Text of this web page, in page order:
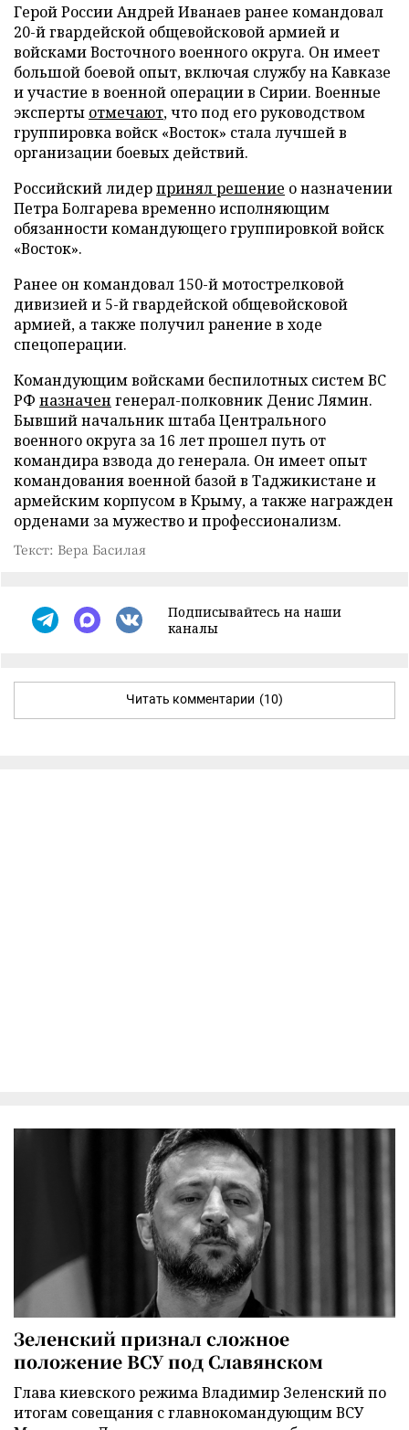
Герой России Андрей Иванаев ранее командовал
20-й гвардейской общевойсковой армией и
войсками Восточного военного округа. Он имеет
большой боевой опыт, включая службу на Кавказе
и участие в военной операции в Сирии. Военные
эксперты отмечают, что под его руководством
группировка войск «Восток» стала лучшей в
организации боевых действий.
Российский лидерпринял решение о назначении
Петра Болгарева временно исполняющим
обязанности командующего группировкой войск
«Восток».
Ранее он командовал 150-й мотострелковой
дивизией и 5-й гвардейской общевойсковой
армией, а также получил ранение в ходе
спецоперации.
Командующим войсками беспилотных систем ВС
РФ назначен генерал-полковник Денис Лямин.
Бывший начальник штаба Центрального
военного округа за 16 лет прошел путь от
командира взвода до генерала. Он имеет опыт
командования военной базой в Таджикистане и
армейским корпусом в Крыму, а также награжден
орденами за мужество и профессионализм.
Текст: Вера Басилая
Подписывайтесь на наши
каналы
Читать комментарии (10)
Зеленский признал сложное
положение ВСУ под Славянском
Глава киевского режима Владимир Зеленский по
итогам совещания с главнокомандующим ВСУ